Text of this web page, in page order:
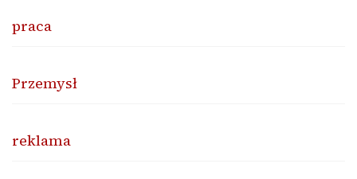
praca
Przemysł
reklama